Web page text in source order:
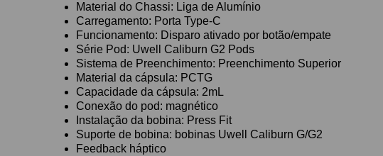
Material do Chassi: Liga de Alumínio
Carregamento: Porta Type-C
Funcionamento: Disparo ativado por botão/empate
Série Pod: Uwell Caliburn G2 Pods
Sistema de Preenchimento: Preenchimento Superior
Material da cápsula: PCTG
Capacidade da cápsula: 2mL
Conexão do pod: magnético
Instalação da bobina: Press Fit
Suporte de bobina: bobinas Uwell Caliburn G/G2
Feedback háptico